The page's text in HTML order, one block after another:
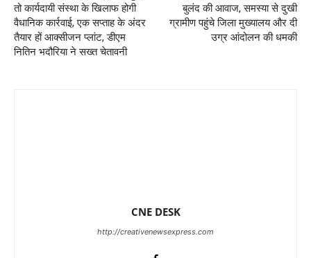
तो कार्यदायी संस्था के खिलाफ होगी
वैधानिक कार्रवाई, एक सप्ताह के अंदर
तैयार हों आक्सीजन प्लांट, डीएम
नितिन भदौरिया ने सख्त चेतावनी
बुलंद की आवाज, समस्या से दुखी
ग्रामीण पहुंचे जिला मुख्यालय और दी
उग्र आंदोलन की धमकी
CNE DESK
http://creativenewsexpress.com